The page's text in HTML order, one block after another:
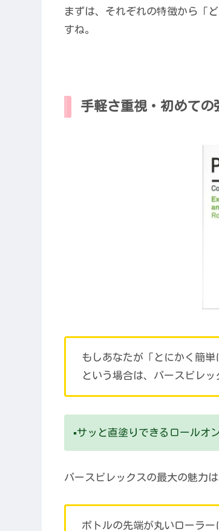
まずは、それぞれの特徴から「
すね。
手軽さ重視・初めての
もしあなたが「とにかく簡単
という場合は、パースピレ
▪️サッと直塗りできるロールオ
パースピレックスの最大の魅力
ボトルの先端が丸いローラ